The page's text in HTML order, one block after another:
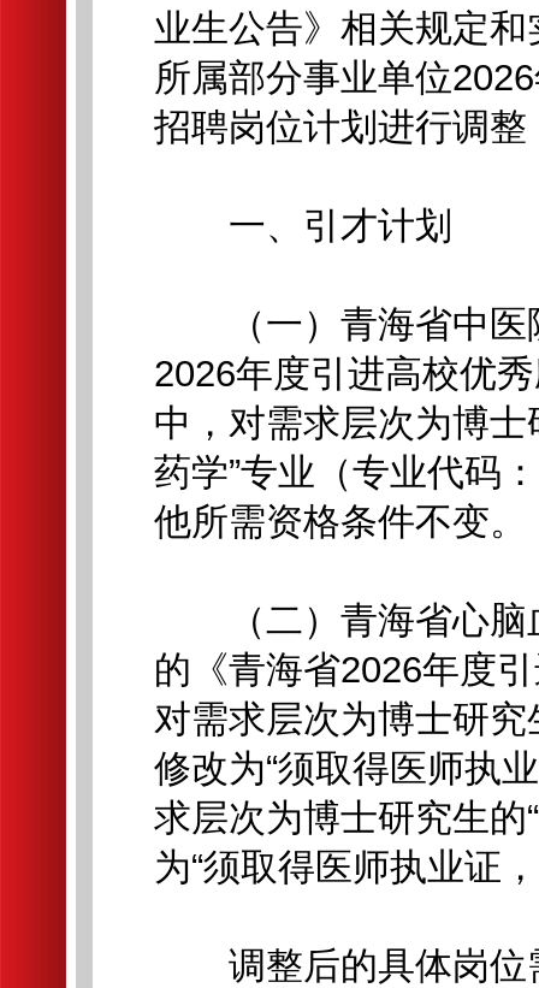
业生公告》相关规定
所属部分事业单位
招聘岗位计划进行调
一、引才计划
（一）青海省中医
2026年度引进高校优
中，对需求层次为博士
药学”专业（专业代码
他所需资格条件不变。
（二）青海省心脑
的《青海省2026年度
对需求层次为博士研究
修改为“须取得医师执
求层次为博士研究生的
为“须取得医师执业证
调整后的具体岗位